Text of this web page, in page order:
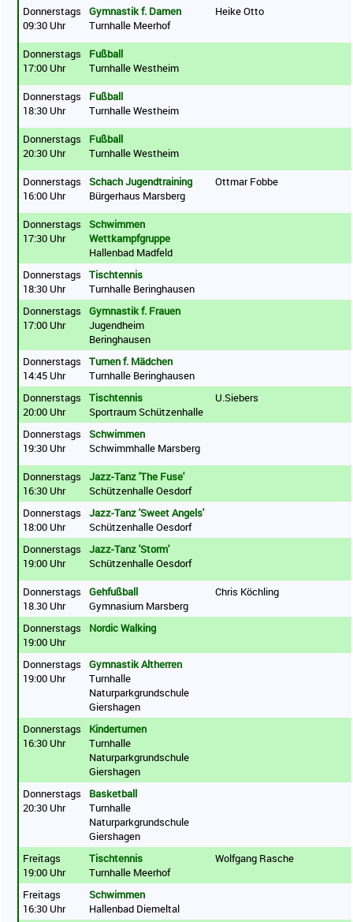
Donnerstags
09:30 Uhr
Gymnastik f. Damen
Turnhalle Meerhof
Heike Otto
Donnerstags
17:00 Uhr
Fußball
Turnhalle Westheim
Donnerstags
18:30 Uhr
Fußball
Turnhalle Westheim
Donnerstags
20:30 Uhr
Fußball
Turnhalle Westheim
Donnerstags
16:00 Uhr
Schach Jugendtraining
Bürgerhaus Marsberg
Ottmar Fobbe
Donnerstags
17:30 Uhr
Schwimmen
Wettkampfgruppe
Hallenbad Madfeld
Donnerstags
18:30 Uhr
Tischtennis
Turnhalle Beringhausen
Donnerstags
17:00 Uhr
Gymnastik f. Frauen
Jugendheim
Beringhausen
Donnerstags
14:45 Uhr
Turnen f. Mädchen
Turnhalle Beringhausen
Donnerstags
20:00 Uhr
Tischtennis
Sportraum Schützenhalle
U.Siebers
Donnerstags
19:30 Uhr
Schwimmen
Schwimmhalle Marsberg
Donnerstags
16:30 Uhr
Jazz-Tanz 'The Fuse'
Schützenhalle Oesdorf
Donnerstags
18:00 Uhr
Jazz-Tanz 'Sweet Angels'
Schützenhalle Oesdorf
Donnerstags
19:00 Uhr
Jazz-Tanz 'Storm'
Schützenhalle Oesdorf
Donnerstags
18.30 Uhr
Gehfußball
Gymnasium Marsberg
Chris Köchling
Donnerstags
19:00 Uhr
Nordic Walking
Donnerstags
19:00 Uhr
Gymnastik Altherren
Turnhalle
Naturparkgrundschule
Giershagen
Donnerstags
16:30 Uhr
Kinderturnen
Turnhalle
Naturparkgrundschule
Giershagen
Donnerstags
20:30 Uhr
Basketball
Turnhalle
Naturparkgrundschule
Giershagen
Freitags
19:00 Uhr
Tischtennis
Turnhalle Meerhof
Wolfgang Rasche
Freitags
16:30 Uhr
Schwimmen
Hallenbad Diemeltal